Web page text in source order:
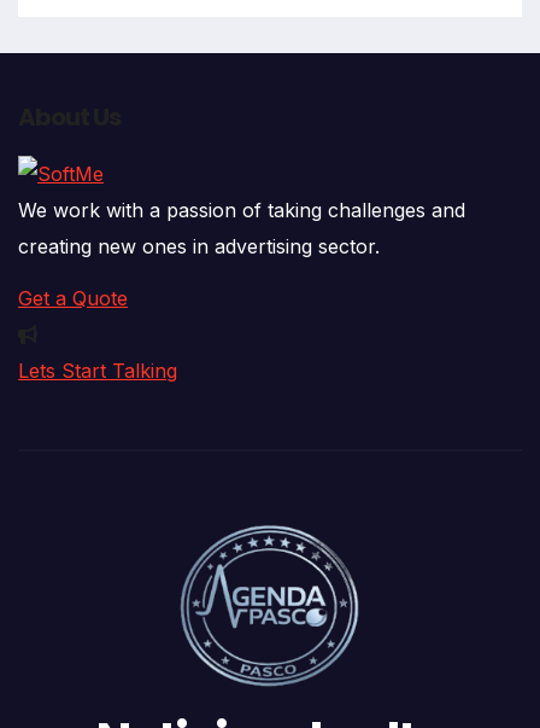
We work with a passion of taking challenges and
creating new ones in advertising sector.
Get a Quote
Lets Start Talking